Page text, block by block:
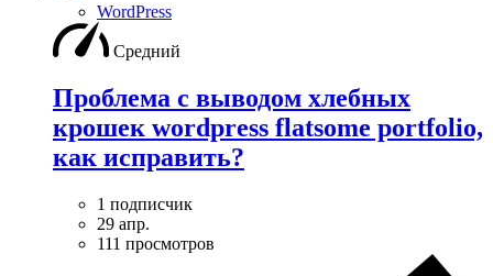
WordPress
Средний
Проблема с выводом хлебных
крошек wordpress flatsome portfolio,
как исправить?
1 подписчик
29 апр.
111 просмотров